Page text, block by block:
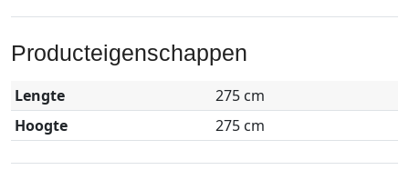
Producteigenschappen
Lengte
275 cm
Hoogte
275 cm